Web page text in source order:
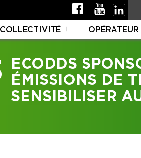
COLLECTIVITÉ OPÉRATEUR
ECODDS
ÉMISSIONS DE
SENSIBILISER